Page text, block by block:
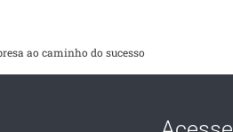
ao caminho do sucesso